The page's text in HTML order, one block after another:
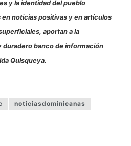
y la identidad del pueblo
noticias positivas y en artículos
aportan a la
banco de información
Quisqueya.
noticiasdominicanas